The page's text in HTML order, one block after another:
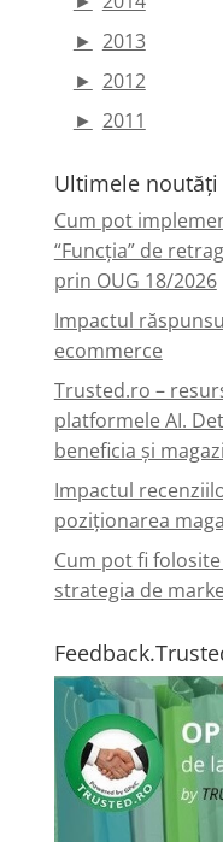
► 2013
► 2012
► 2011
Ultimele noutăți
Cum pot
“Funcția” de
prin OUG 18/2026
Impactul
ecommerce
Trusted.ro –
platformele AI.
beneficia și
Impactul
poziționarea
Cum pot fi
strategia de